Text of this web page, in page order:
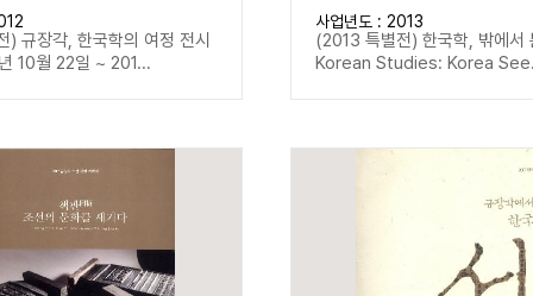
) 규장각, 한국학의 여정 전시
10월 22일 ~ 201...
사업년도 : 2013
(2013 특별전) 한국학, 밖에서
Korean Studies: Korea